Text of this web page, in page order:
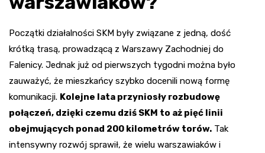
Początki działalności SKM były związane z jedną, dość
krótką trasą, prowadzącą z Warszawy Zachodniej do
Falenicy. Jednak już od pierwszych tygodni można było
zauważyć, że mieszkańcy szybko docenili nową formę
komunikacji. Kolejne lata przyniosły rozbudowę
połączeń, dzięki czemu dziś SKM to aż pięć linii
obejmujących ponad 200 kilometrów torów. Tak
intensywny rozwój sprawił, że wielu warszawiaków i